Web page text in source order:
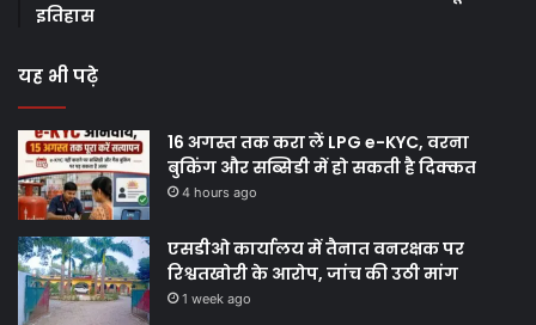
इतिहास
यह भी पढ़े
16 अगस्त तक करा लें LPG e-KYC, वरना
बुकिंग और सब्सिडी में हो सकती है दिक्कत
4 hours ago
एसडीओ कार्यालय में तैनात वनरक्षक पर
रिश्वतखोरी के आरोप, जांच की उठी मांग
1 week ago